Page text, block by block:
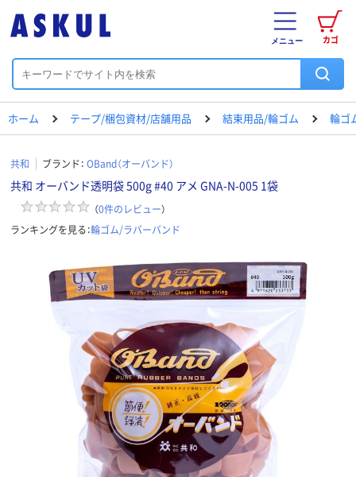
カゴ
メニュー
ホーム テープ/梱包資材/店舗用品 結束用品/輪ゴム 輪ゴ
共和 ブランド： OBand（オーバンド）
共和 オーバンド透明袋 500g #40 アメ GNA-N-005 1袋
（0件のレビュー）
ランキングを見る：輪ゴム/ラバーバンド